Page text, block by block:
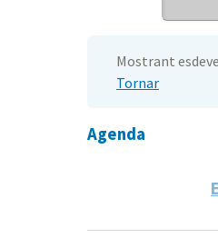
Mostrant
Tornar
Agenda